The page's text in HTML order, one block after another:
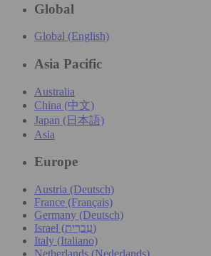
Global
Global (English)
Asia Pacific
Australia
China (中文)
Japan (日本語)
Asia
Europe
Austria (Deutsch)
France (Français)
Germany (Deutsch)
Israel (עִברִית)
Italy (Italiano)